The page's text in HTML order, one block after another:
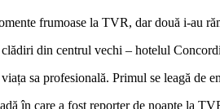
frumoase la TVR, dar două i-au
din centrul vechi – hotelul
sa profesională. Primul se leagă de
în care a fost reporter de noapte la